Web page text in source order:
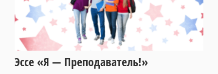
Эссе «Я — Преподаватель!»